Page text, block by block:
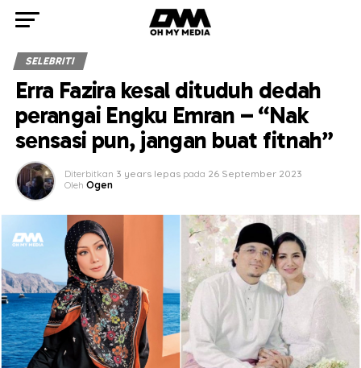
SELEBRITI
Erra Fazira kesal dituduh dedah
perangai Engku Emran – “Nak
sensasi pun, jangan buat fitnah”
Diterbitkan 3 years lepas pada 26 September 2023
Oleh Ogen